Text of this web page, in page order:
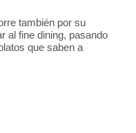
también por su
al fine dining, pasando
que saben a